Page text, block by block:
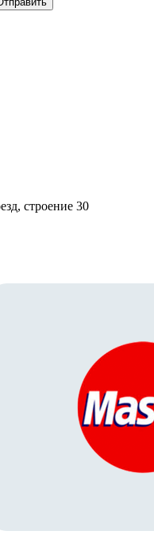
строение 30